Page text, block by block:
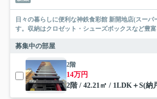
日々の暮らしに便利な神鉄食彩館 新開地店(スーパ
す。収納はクロゼット・シューズボックスなど豊
募集中の部屋
2階
14万円
2階 / 42.21㎡ / 1LDK＋S(納